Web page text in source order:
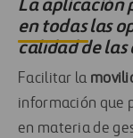
en todas las
calidad de las
Facilitar la
información que
en materia de